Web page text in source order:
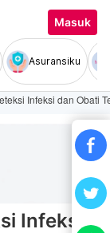
Masuk
Asuransiku
Infeksi dan Obati
Infeksi